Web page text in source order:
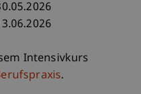
Intensivkurs
.